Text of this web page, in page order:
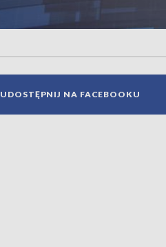
UDOSTĘPNIJ NA FACEBOOKU